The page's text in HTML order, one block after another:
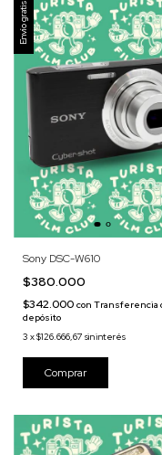
Envío gratis
Sony DSC-W610
$380.000
$342.000 con Transferencia
depósito
3 x$126.666,67 sin interés